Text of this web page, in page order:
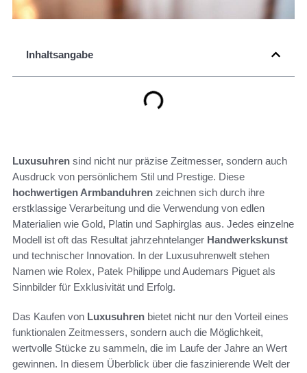
Inhaltsangabe
Luxusuhren sind nicht nur präzise Zeitmesser, sondern auch
Ausdruck von persönlichem Stil und Prestige. Diese
hochwertigen Armbanduhren zeichnen sich durch ihre
erstklassige Verarbeitung und die Verwendung von edlen
Materialien wie Gold, Platin und Saphirglas aus. Jedes einzelne
Modell ist oft das Resultat jahrzehntelanger Handwerkskunst
und technischer Innovation. In der Luxusuhrenwelt stehen
Namen wie Rolex, Patek Philippe und Audemars Piguet als
Sinnbilder für Exklusivität und Erfolg.
Das Kaufen von Luxusuhren bietet nicht nur den Vorteil eines
funktionalen Zeitmessers, sondern auch die Möglichkeit,
wertvolle Stücke zu sammeln, die im Laufe der Jahre an Wert
gewinnen. In diesem Überblick über die faszinierende Welt der